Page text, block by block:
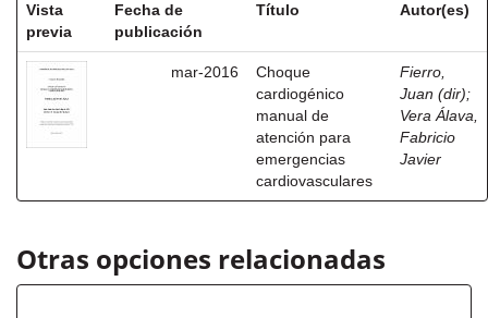
Vista
previa
Fecha de
publicación
Título Autor(es)
mar-2016
Choque
cardiogénico
manual de
atención para
emergencias
cardiovasculares
Fierro,
Juan (dir);
Vera Álava,
Fabricio
Javier
Otras opciones relacionadas